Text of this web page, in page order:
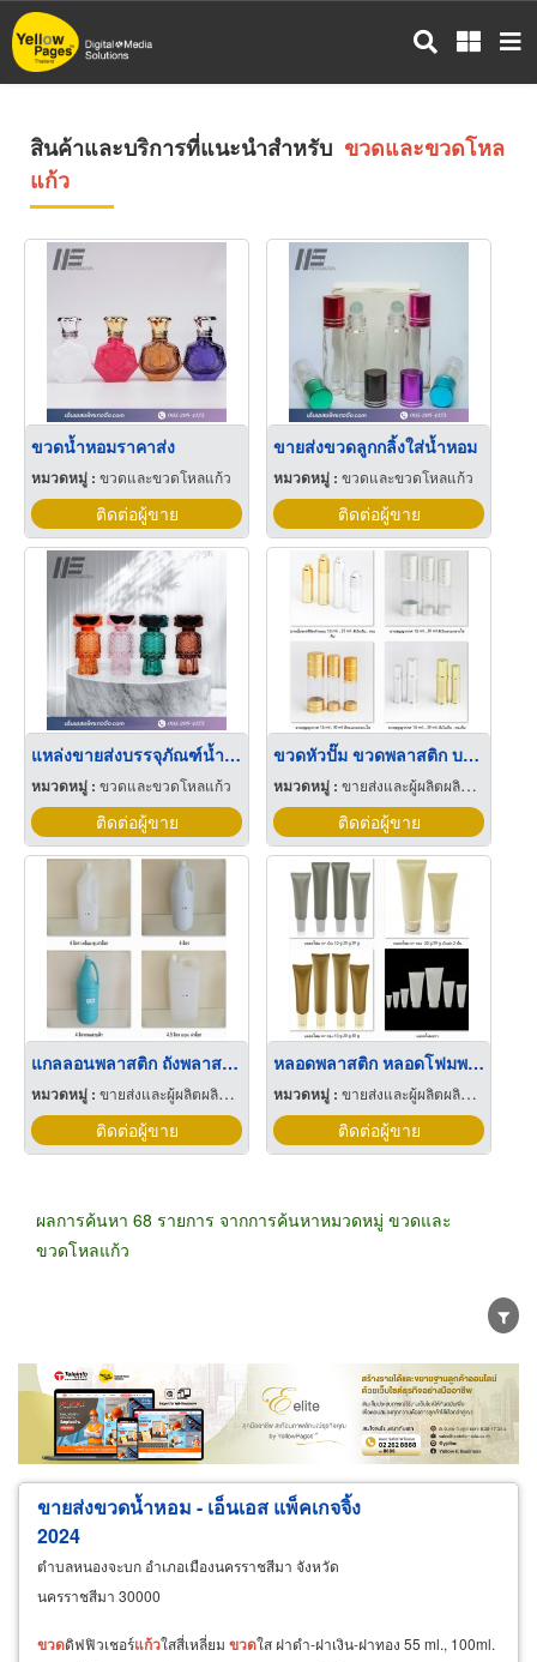
ข้าม
ไป
สินค้าและบริการที่แนะนำสำหรับ ขวดและขวดโหล
แก้ว
ขวดน้ำหอมราคาส่ง
หมวดหมู่ : ขวดและขวดโหลแก้ว
ติดต่อผู้ขาย
ขายส่งขวดลูกกลิ้งใส่น้ำหอม
หมวดหมู่ :ขวดและขวดโหลแก้ว
ติดต่อผู้ขาย
แหล่งขายส่งบรรจุภัณฑ์น้ำหอม
หมวดหมู่ : ขวดและขวดโหลแก้ว
ติดต่อผู้ขาย
ขวดหัวปั๊ม ขวดพลาสติก บรรจุภัณฑ์พลาสติก
หมวดหมู่ :ขายส่งและผู้ผลิตผลิตภัณฑ์พิเศษพลาสติก
ติดต่อผู้ขาย
แกลลอนพลาสติก ถังพลาสติก ขวดพลาสติก บรรจุภัณฑ์พลาสติก
หมวดหมู่ : ขายส่งและผู้ผลิตผลิตภัณฑ์พิเศษพลาสติก
ติดต่อผู้ขาย
หลอดพลาสติก หลอดโฟมพลาสติก ขวดพลาสติก บรรจุภัณฑ์พลาสติก
หมวดหมู่ :ขายส่งและผู้ผลิตผลิตภัณฑ์พิเศษพลาสติก
ติดต่อผู้ขาย
ผลการค้นหา 68 รายการ จากการค้นหาหมวดหมู่ ขวดและ
ขวดโหลแก้ว
ขายส่ง ขายปลีก ผู้ผลิต
ตัวแทนจัดจำหน่าย
ผู้ส่งออก/นำเข้า
ธุรกิจบริการ
ขายส่งขวดน้ำหอม - เอ็นเอส แพ็คเกจจิ้ง
2024
ตำบลหนองจะบก อำเภอเมืองนครราชสีมา จังหวัด
นครราชสีมา 30000
ขวดดิฟฟิวเชอร์แก้วใสสี่เหลี่ยม ขวดใส ฝาดำ-ฝาเงิน-ฝาทอง 55 ml., 100ml.